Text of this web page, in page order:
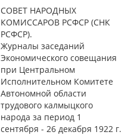
СОВЕТ НАРОДНЫХ
КОМИССАРОВ РСФСР (СНК
РСФСР).
Журналы заседаний
Экономического совещания
при Центральном
Исполнительном Комитете
Автономной области
трудового калмыцкого
народа за период 1
сентября - 26 декабря 1922 г.